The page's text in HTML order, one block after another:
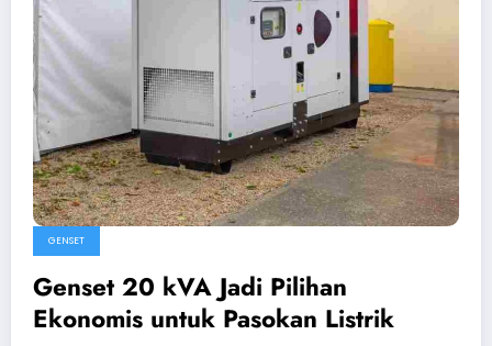
GENSET
Genset 20 kVA Jadi Pilihan
Ekonomis untuk Pasokan Listrik